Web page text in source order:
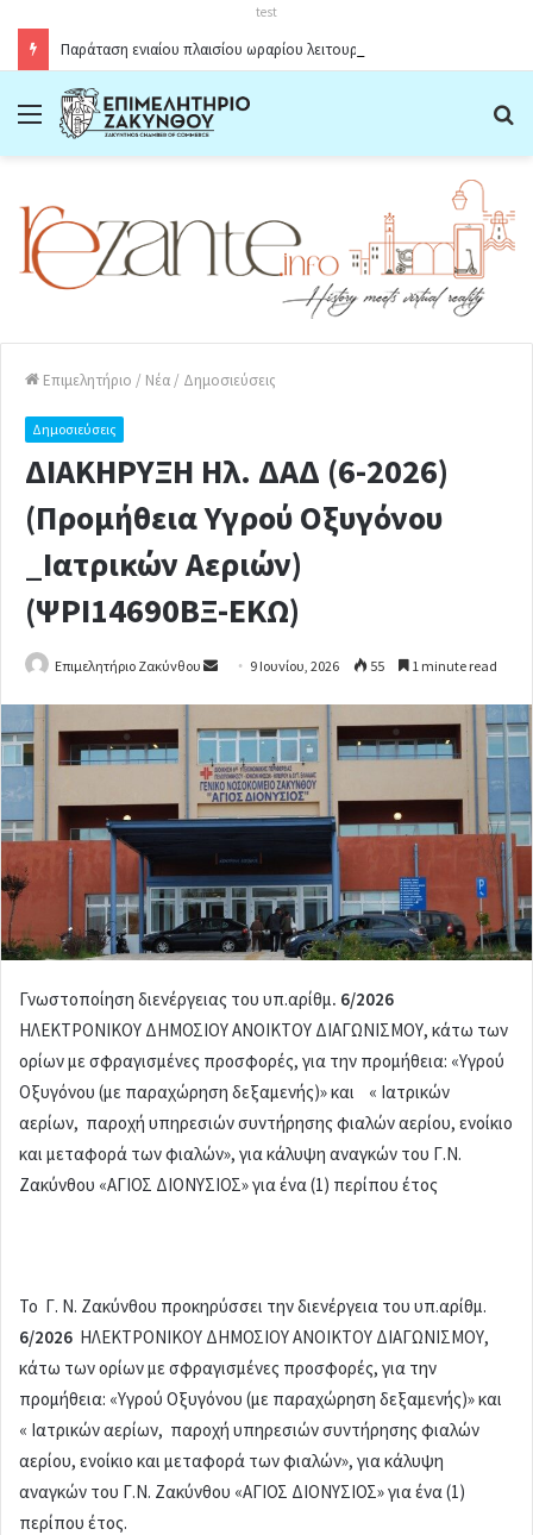
test
Menu
Επιμελητήριο / Νέα / Δημοσιεύσεις
Δημοσιεύσεις
ΔΙΑΚΗΡΥΞΗ Ηλ. ΔΑΔ (6-2026)
(Προμήθεια Υγρού Οξυγόνου
_Ιατρικών Αεριών)
(ΨΡΙ14690ΒΞ-ΕΚΩ)
Επιμελητήριο Ζακύνθου
d
a
n
m
a
i
l
9 Ιουνίου, 2026 55 1 minute read
Γνωστοποίηση διενέργειας του υπ.αρίθμ. 6/2026
ΗΛΕΚΤΡΟΝΙΚΟΥ ΔΗΜΟΣΙΟΥ ΑΝΟΙΚΤΟΥ ΔΙΑΓΩΝΙΣΜΟΥ, κάτω των
ορίων με σφραγισμένες προσφορές, για την προμήθεια: «Υγρού
Οξυγόνου (με παραχώρηση δεξαμενής)» και « Ιατρικών
αερίων, παροχή υπηρεσιών συντήρησης φιαλών αερίου, ενοίκιο
και μεταφορά των φιαλών», για κάλυψη αναγκών του Γ.Ν.
Ζακύνθου «ΑΓΙΟΣ ΔΙΟΝΥΣΙΟΣ» για ένα (1) περίπου έτος
Το Γ. Ν. Ζακύνθου προκηρύσσει την διενέργεια του υπ.αρίθμ.
6/2026 ΗΛΕΚΤΡΟΝΙΚΟΥ ΔΗΜΟΣΙΟΥ ΑΝΟΙΚΤΟΥ ΔΙΑΓΩΝΙΣΜΟΥ,
κάτω των ορίων με σφραγισμένες προσφορές, για την
προμήθεια: «Υγρού Οξυγόνου (με παραχώρηση δεξαμενής)» και
« Ιατρικών αερίων, παροχή υπηρεσιών συντήρησης φιαλών
αερίου, ενοίκιο και μεταφορά των φιαλών», για κάλυψη
αναγκών του Γ.Ν. Ζακύνθου «ΑΓΙΟΣ ΔΙΟΝΥΣΙΟΣ» για ένα (1)
περίπου έτος.